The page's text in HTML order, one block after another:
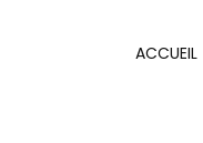
ACCUEIL